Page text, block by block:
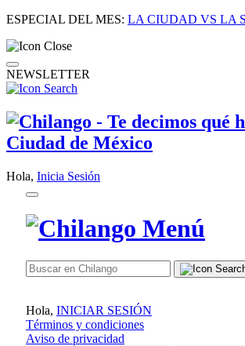
ESPECIAL DEL MES: LA CIUDAD VS LA
NEWSLETTER
Hola, Inicia Sesión
Hola, INICIAR SESIÓN
Términos y condiciones
Aviso de privacidad